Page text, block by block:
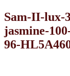
Sam-II-lux-
jasmine-
96-